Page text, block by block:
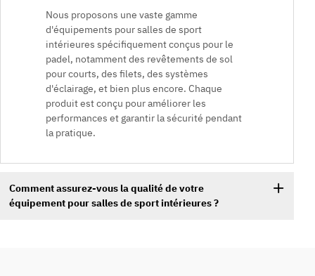
Nous proposons une vaste gamme
d'équipements pour salles de sport
intérieures spécifiquement conçus pour le
padel, notamment des revêtements de sol
pour courts, des filets, des systèmes
d'éclairage, et bien plus encore. Chaque
produit est conçu pour améliorer les
performances et garantir la sécurité pendant
la pratique.
Comment assurez-vous la qualité de votre
équipement pour salles de sport intérieures ?